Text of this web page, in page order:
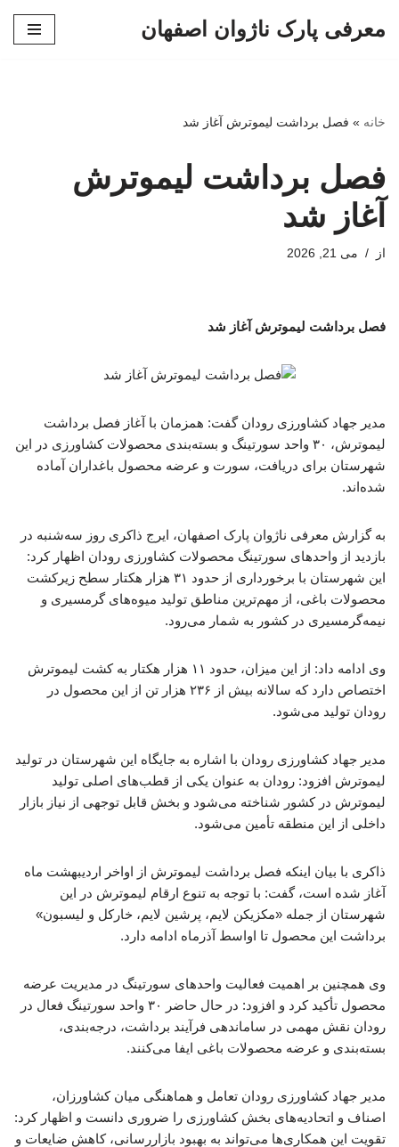
معرفی پارک ناژوان اصفهان
خانه » فصل برداشت لیموترش آغاز شد
فصل برداشت لیموترش
آغاز شد
از می 21, 2026
فصل برداشت لیموترش آغاز شد
مدیر جهاد کشاورزی رودان گفت: همزمان با آغاز فصل برداشت
لیموترش، ۳۰ واحد سورتینگ و بسته‌بندی محصولات کشاورزی در این
شهرستان برای دریافت، سورت و عرضه محصول باغداران آماده
شده‌اند.
به گزارش معرفی ناژوان پارک اصفهان، ایرج ذاکری روز سه‌شنبه در
بازدید از واحدهای سورتینگ محصولات کشاورزی رودان اظهار کرد:
این شهرستان با برخورداری از حدود ۳۱ هزار هکتار سطح زیرکشت
محصولات باغی، از مهم‌ترین مناطق تولید میوه‌های گرمسیری و
نیمه‌گرمسیری در کشور به شمار می‌رود.
وی ادامه داد: از این میزان، حدود ۱۱ هزار هکتار به کشت لیموترش
اختصاص دارد که سالانه بیش از ۲۳۶ هزار تن از این محصول در
رودان تولید می‌شود.
مدیر جهاد کشاورزی رودان با اشاره به جایگاه این شهرستان در تولید
لیموترش افزود: رودان به عنوان یکی از قطب‌های اصلی تولید
لیموترش در کشور شناخته می‌شود و بخش قابل توجهی از نیاز بازار
داخلی از این منطقه تأمین می‌شود.
ذاکری با بیان اینکه فصل برداشت لیموترش از اواخر اردیبهشت ماه
آغاز شده است، گفت: با توجه به تنوع ارقام لیموترش در این
شهرستان از جمله «مکزیکن لایم، پرشین لایم، خارکل و لیسبون»
برداشت این محصول تا اواسط آذرماه ادامه دارد.
وی همچنین بر اهمیت فعالیت واحدهای سورتینگ در مدیریت عرضه
محصول تأکید کرد و افزود: در حال حاضر ۳۰ واحد سورتینگ فعال در
رودان نقش مهمی در ساماندهی فرآیند برداشت، درجه‌بندی،
بسته‌بندی و عرضه محصولات باغی ایفا می‌کنند.
مدیر جهاد کشاورزی رودان تعامل و هماهنگی میان کشاورزان،
اصناف و اتحادیه‌های بخش کشاورزی را ضروری دانست و اظهار کرد:
تقویت این همکاری‌ها می‌تواند به بهبود بازاررسانی، کاهش ضایعات و